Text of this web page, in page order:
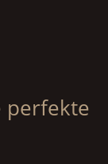
perfekte